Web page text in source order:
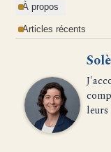
À propos
Articles récents